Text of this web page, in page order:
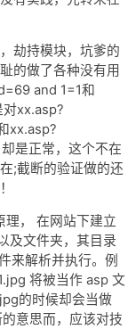
劫持模块，坑爹的
的做了各种没有用
and 1=1和
xx.asp?
xx.asp?
是正常，这个不在
;截断的验证做的还
理， 在网站下建立
及文件夹，其目录
来解析并执行。例
将被当作 asp 文
的时候却会当做
意思而，应该对技